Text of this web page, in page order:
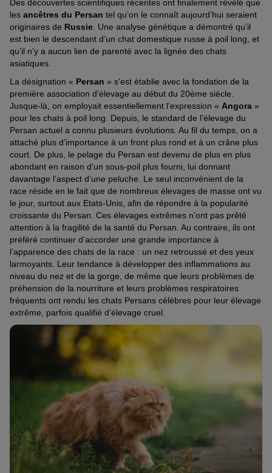
Des découvertes scientifiques récentes ont finalement révélé que
les ancêtres du Persan tel qu’on le connaît aujourd’hui seraient
originaires de Russie . Une analyse génétique a démontré qu’il
est bien le descendant d’un chat domestique russe à poil long, et
qu’il n’y a aucun lien de parenté avec la lignée des chats
asiatiques.
La désignation « Persan » s’est établie avec la fondation de la
première association d’élevage au début du 20ème siècle.
Jusque-là, on employait essentiellement l’expression « Angora »
pour les chats à poil long. Depuis, le standard de l’élevage du
Persan actuel a connu plusieurs évolutions. Au fil du temps, on a
attaché plus d’importance à un front plus rond et à un crâne plus
court. De plus, le pelage du Persan est devenu de plus en plus
abondant en raison d’un sous-poil plus fourni, lui donnant
davantage l’aspect d’une peluche. Le seul inconvénient de la
race réside en le fait que de nombreux élevages de masse ont vu
le jour, surtout aux Etats-Unis, afin de répondre à la popularité
croissante du Persan. Ces élevages extrêmes n’ont pas prêté
attention à la fragilité de la santé du Persan. Au contraire, ils ont
préféré continuer d’accorder une grande importance à
l’apparence des chats de la race : un nez retroussé et des yeux
larmoyants. Leur tendance à développer des inflammations au
niveau du nez et de la gorge, de même que leurs problèmes de
préhension de la nourriture et leurs problèmes respiratoires
fréquents ont rendu les chats Persans célèbres pour leur élevage
extrême, parfois qualifié d’élevage cruel.